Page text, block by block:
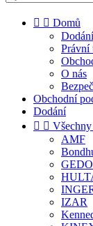
  Domů
Dodání
Právní
O nás
Obchodní
Dodání
 
AMF
IZAR